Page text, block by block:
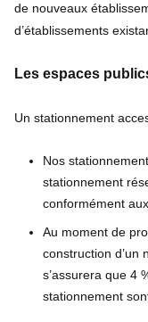
de nouveaux
d’établissements
Les espaces
Un stationnement
Nos
stationnement
conformément
Au moment de
construction d’un
s’assurera que 4
stationnement